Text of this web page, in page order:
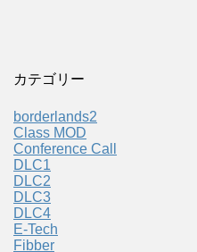
カテゴリー
borderlands2
Class MOD
Conference Call
DLC1
DLC2
DLC3
DLC4
E-Tech
Fibber